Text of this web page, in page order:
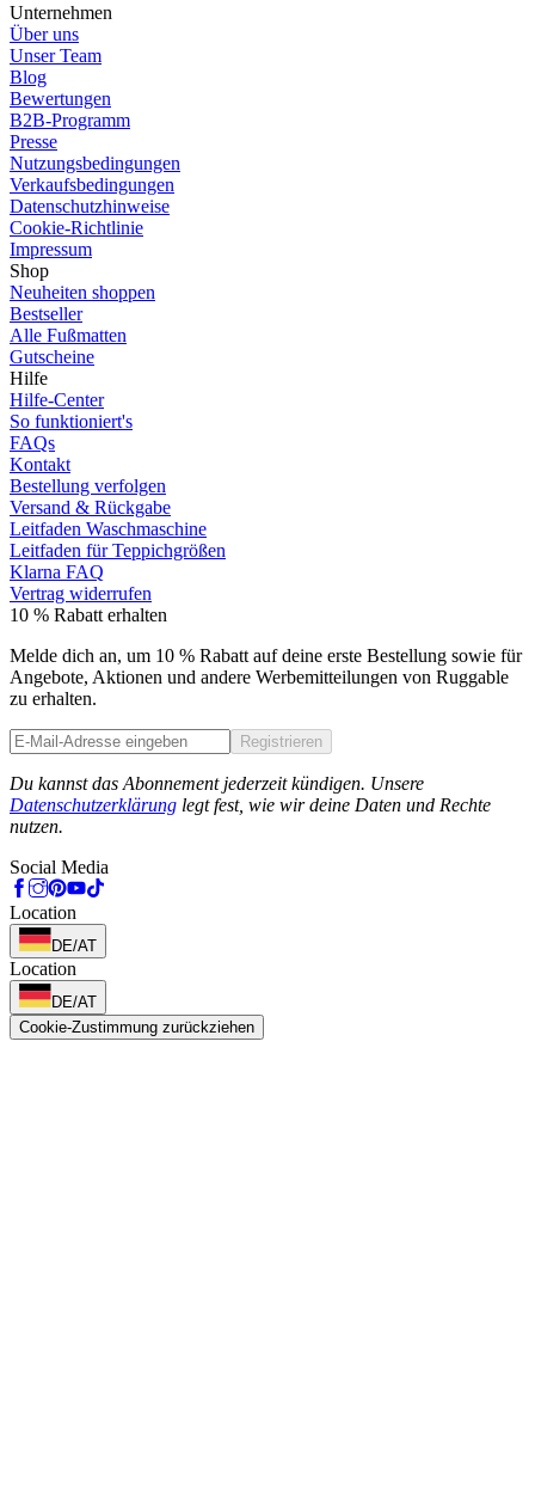
Unternehmen
Über uns
Unser Team
Blog
Bewertungen
B2B-Programm
Presse
Nutzungsbedingungen
Verkaufsbedingungen
Datenschutzhinweise
Cookie-Richtlinie
Impressum
Shop
Neuheiten shoppen
Bestseller
Alle Fußmatten
Gutscheine
Hilfe
Hilfe-Center
So funktioniert's
FAQs
Kontakt
Bestellung verfolgen
Versand & Rückgabe
Leitfaden Waschmaschine
Leitfaden für Teppichgrößen
Klarna FAQ
Vertrag widerrufen
10 % Rabatt erhalten
Melde dich an, um 10 % Rabatt auf deine erste Bestellung sowie für
Angebote, Aktionen und andere Werbemitteilungen von Ruggable
zu erhalten.
Registrieren
Du kannst das Abonnement jederzeit kündigen. Unsere
Datenschutzerklärung legt fest, wie wir deine Daten und Rechte
nutzen.
Social Media
Location
DE/AT
Location
DE/AT
Cookie-Zustimmung zurückziehen